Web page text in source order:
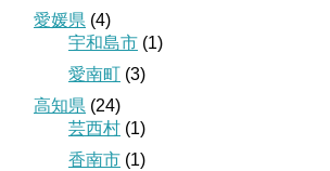
愛媛県 (4)
宇和島市 (1)
愛南町 (3)
高知県 (24)
芸西村 (1)
香南市 (1)